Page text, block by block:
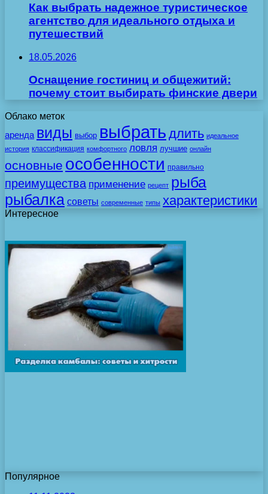
Как выбрать надежное туристическое
агентство для идеального отдыха и
путешествий
18.05.2026
Оснащение гостиниц и общежитий:
почему стоит выбирать финские двери
Облако меток
аренда виды выбор выбрать длить идеальное
история классификация комфортного ловля лучшие онлайн
основные особенности правильно
преимущества применение рецепт рыба
рыбалка советы современные типы характеристики
Интересное
Популярное